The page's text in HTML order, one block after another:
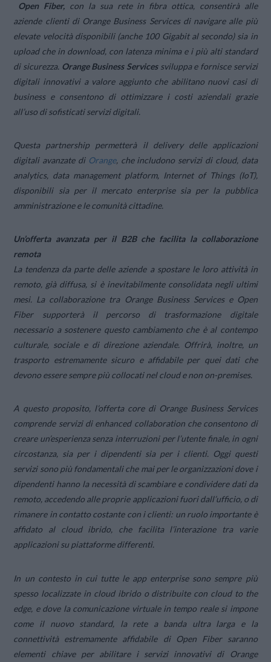
Open Fiber, con la sua rete in fibra ottica, consentirà alle
aziende clienti di Orange Business Services di navigare alle più
elevate velocità disponibili (anche 100 Gigabit al secondo) sia in
upload che in download, con latenza minima e i più alti standard
di sicurezza. Orange Business Servicessviluppa e fornisce servizi
digitali innovativi a valore aggiunto che abilitano nuovi casi di
business e consentono di ottimizzare i costi aziendali grazie
all’uso di sofisticati servizi digitali.
Questa partnership permetterà il delivery delle applicazioni
digitali avanzate di Orange, che includono servizi di cloud, data
analytics, data management platform, Internet of Things (IoT),
disponibili sia per il mercato enterprise sia per la pubblica
amministrazione e le comunità cittadine.
Un’offerta avanzata per il B2B che facilita la collaborazione
remota
La tendenza da parte delle aziende a spostare le loro attività in
remoto, già diffusa, si è inevitabilmente consolidata negli ultimi
mesi. La collaborazione tra Orange Business Services e Open
Fiber supporterà il percorso di trasformazione digitale
necessario a sostenere questo cambiamento che è al contempo
culturale, sociale e di direzione aziendale. Offrirà, inoltre, un
trasporto estremamente sicuro e affidabile per quei dati che
devono essere sempre più collocati nel cloud e non on-premises.
A questo proposito, l’offerta core di Orange Business Services
comprende servizi di enhanced collaborationche consentono di
creare un’esperienza senza interruzioni per l’utente finale, in ogni
circostanza, sia per i dipendenti sia per i clienti. Oggi questi
servizi sono più fondamentali che mai per le organizzazioni dove i
dipendenti hanno la necessità di scambiare e condividere dati da
remoto, accedendo alle proprie applicazioni fuori dall’ufficio, o di
rimanere in contatto costante con i clienti: un ruolo importante è
affidato al cloud ibrido, che facilita l’interazione tra varie
applicazioni su piattaforme differenti.
In un contesto in cui tutte le app enterprise sono sempre più
spesso localizzate in cloud ibrido o distribuite con cloud to the
edge, e dove la comunicazione virtuale in tempo reale si impone
come il nuovo standard, la rete a banda ultra larga e la
connettività estremamente affidabile di Open Fiber saranno
elementi chiave per abilitare i servizi innovativi di Orange